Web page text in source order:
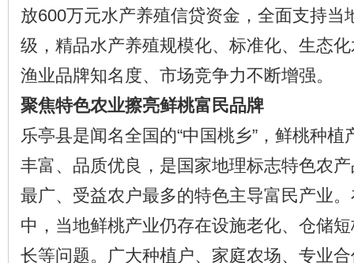
放600万元水产养殖信贷资金，全面支持当
级，精品水产养殖规模化、标准化、生态
渔业品牌知名度、市场竞争力不断增强。
聚焦特色农业擦亮鲜桃富民品牌
乐亭县是闻名全国的“中国桃乡”，鲜桃种
丰富、品质优良，是国家地理标志特色农
最广、受益农户最多的特色主导富民产业
中，当地鲜桃产业仍存在设施老化、仓储
长等问题。广大种植户、家庭农场、专业